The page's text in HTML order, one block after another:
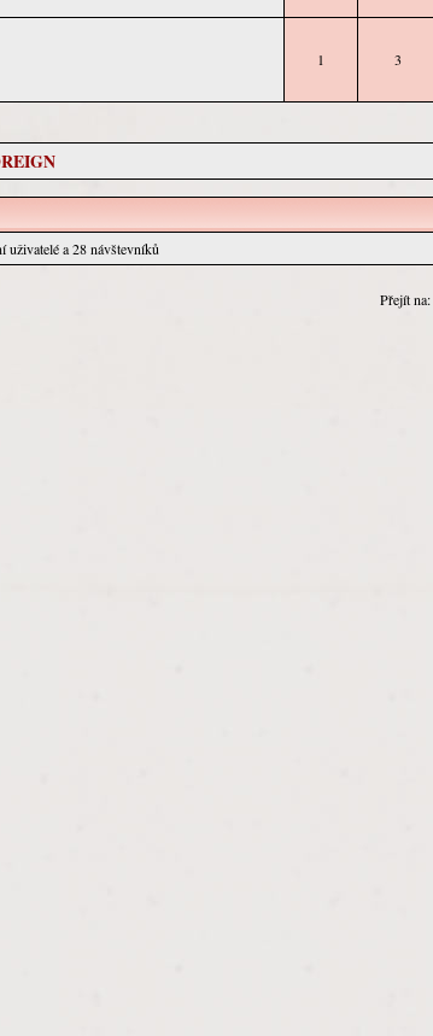
1 3
uživatelé a 28 návštevníků
Přejít na: